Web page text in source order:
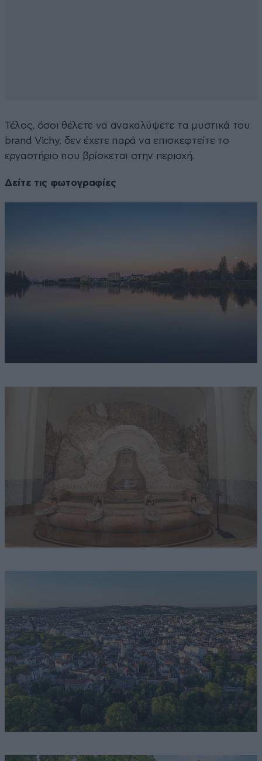
Τέλος, όσοι θέλετε να ανακαλύψετε τα μυστικά του
brand Vichy, δεν έχετε παρά να επισκεφτείτε το
εργαστήριο που βρίσκεται στην περιοχή.
Δείτε τις φωτογραφίες